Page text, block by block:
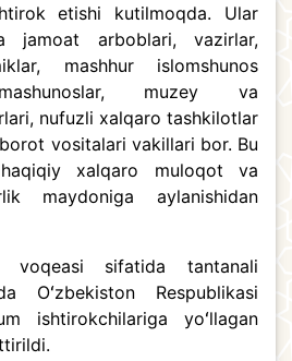
etishi kutilmoqda. Ular
jamoat arboblari, vazirlar,
mashhur islomshunos
muzey va
nufuzli xalqaro tashkilotlar
vositalari vakillari bor. Bu
xalqaro muloqot va
maydoniga aylanishidan
voqeasi sifatida tantanali
Oʻzbekiston Respublikasi
ishtirokchilariga yoʻllagan